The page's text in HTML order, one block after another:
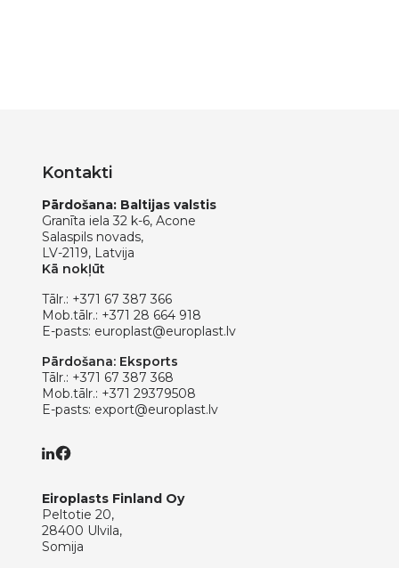
Kontakti
Pārdošana: Baltijas valstis
Granīta iela 32 k-6, Acone
Salaspils novads,
LV-2119, Latvija
Kā nokļūt
Tālr.: +371 67 387 366
Mob.tālr.: +371 28 664 918
E-pasts: europlast@europlast.lv
Pārdošana: Eksports
Tālr.: +371 67 387 368
Mob.tālr.: +371 29379508
E-pasts: export@europlast.lv
Eiroplasts Finland Oy
Peltotie 20,
28400 Ulvila,
Somija